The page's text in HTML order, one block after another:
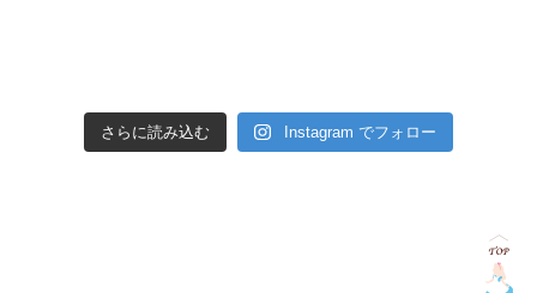
さらに読み込む Instagram でフォロー